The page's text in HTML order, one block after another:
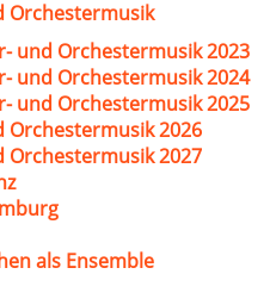
Orchestermusik
und Orchestermusik 2023
und Orchestermusik 2024
und Orchestermusik 2025
Orchestermusik 2026
Orchestermusik 2027
als Ensemble